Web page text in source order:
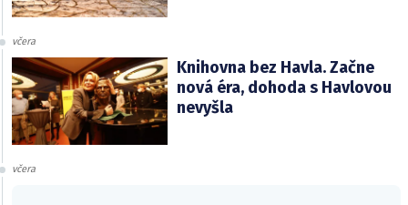
včera
Knihovna bez Havla. Začne
nová éra, dohoda s Havlovou
nevyšla
včera